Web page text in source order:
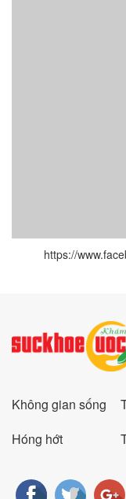
https://
Không gian sống
Hóng hớt